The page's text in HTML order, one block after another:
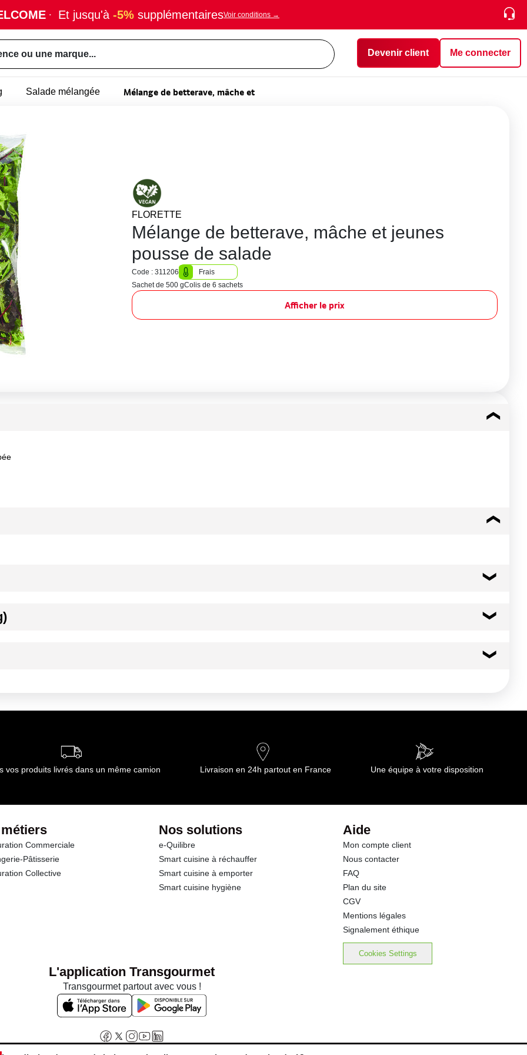
· Et jusqu'à -5% supplémentairesVoir conditions →
ou une marque... Devenir client Me connecter
Salade mélangée Mélange de betterave, mâche et
FLORETTE
Mélange de betterave, mâche et jeunes
pousse de salade
Code : 311206
Frais
Sachet de 500 gColis de 6 sachets
Afficher le prix
jeunes pousses de laitue rouge 22,5%
de Transgourmet Opérations
vos produits livrés dans un même camion Livraison en 24h partout en France Une équipe à votre disposition
Commerciale
Pâtisserie
Collective
Nos solutions
e-Quilibre
Smart cuisine à réchauffer
Smart cuisine à emporter
Smart cuisine hygiène
Aide
Mon compte client
Nous contacter
FAQ
Plan du site
CGV
Mentions légales
Signalement éthique
Cookies Settings
L'application Transgourmet
Transgourmet partout avec vous !